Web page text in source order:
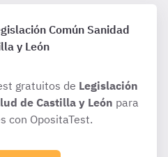
Común Sanidad
y León
gratuitos de Legislación
de Castilla y León para
con OpositaTest.